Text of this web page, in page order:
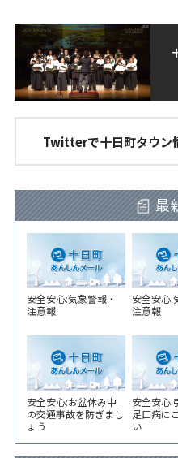
Twitterで十日町タウン
最
安全安心:気象警報・
注意報
安全安心:
注意報
安全安心:お盆休み中
の交通事故を防ぎまし
ょう
安全安心:
足口病に
い